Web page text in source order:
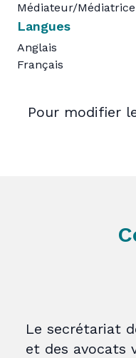
Médiateur/Médiatrice
Langues
Anglais
Français
Pour modifier
Le secrétariat
et des avocats